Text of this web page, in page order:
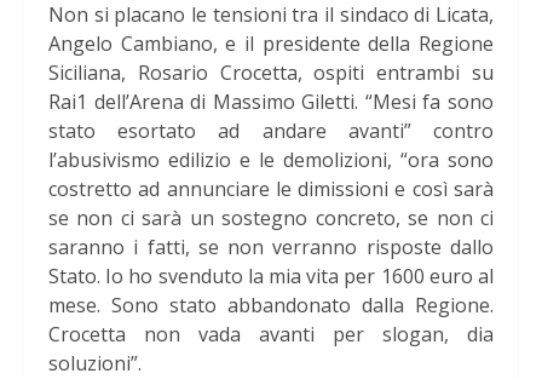
Non si placano le tensioni tra il sindaco di Licata,
Angelo Cambiano, e il presidente della Regione
Siciliana, Rosario Crocetta, ospiti entrambi su
Rai1 dell’Arena di Massimo Giletti. “Mesi fa sono
stato esortato ad andare avanti” contro
l’abusivismo edilizio e le demolizioni, “ora sono
costretto ad annunciare le dimissioni e così sarà
se non ci sarà un sostegno concreto, se non ci
saranno i fatti, se non verranno risposte dallo
Stato. Io ho svenduto la mia vita per 1600 euro al
mese. Sono stato abbandonato dalla Regione.
Crocetta non vada avanti per slogan, dia
soluzioni”.